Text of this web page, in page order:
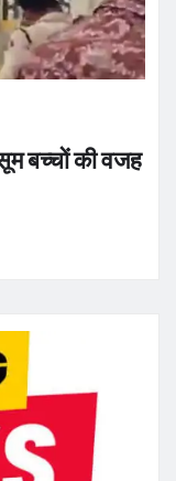
बच्चों की वजह